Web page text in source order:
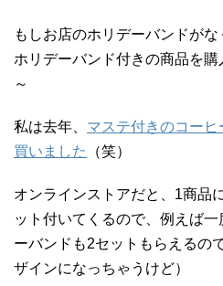
もしお店のホリデーバンドが
ホリデーバンド付きの商品を
～
私は去年、 マステ付きのコー
買いました
（笑）
オンラインストアだと、1商品
ット付いてくるので、例えば
ーバンドも2セットもらえるの
ザインになっちゃうけど）